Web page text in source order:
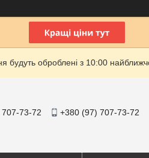
оброблені з 10:00
73-72 +380 (97) 707-73-72